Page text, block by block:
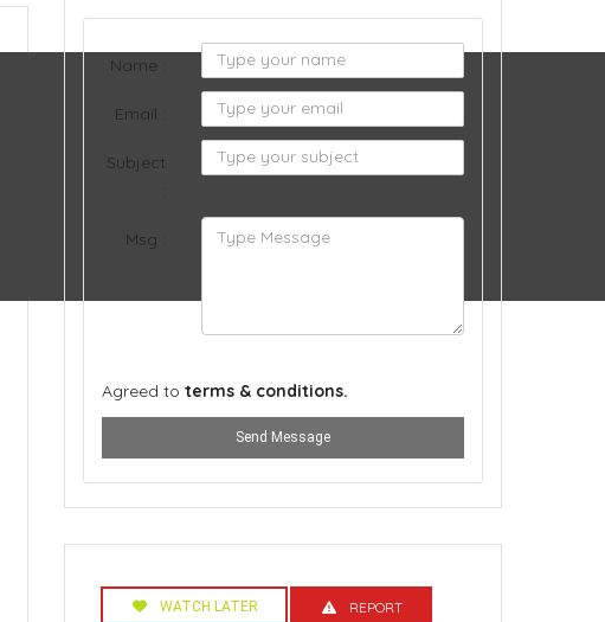
Name :
Email :
Subject
Msg :
Agreed to terms & conditions.
Send Message
WATCH LATER REPORT